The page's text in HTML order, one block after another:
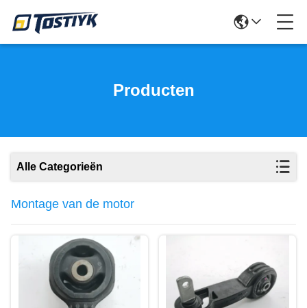
Producten
Alle Categorieën
Montage van de motor